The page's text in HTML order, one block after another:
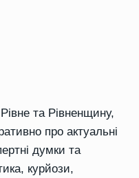
та Рівненщину,
про актуальні
думки та
курйози,